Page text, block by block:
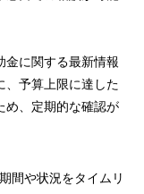
金に関する最新情報
、予算上限に達した
め、定期的な確認が
間や状況をタイムリ